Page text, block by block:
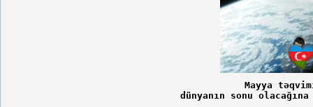
Mayya
dünyanın sonu